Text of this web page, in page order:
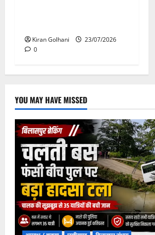
Kiran Golhani
23/07/2026
0
YOU MAY HAVE MISSED